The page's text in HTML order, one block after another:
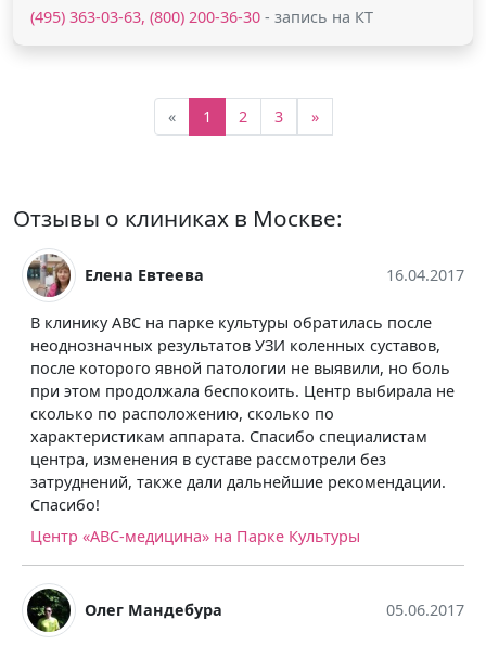
(495) 363-03-63, (800) 200-36-30 - запись на КТ
« 1 2 3 »
Отзывы о клиниках в Москве:
Елена Евтеева 16.04.2017
В клинику АВС на парке культуры обратилась после
неоднозначных результатов УЗИ коленных суставов,
после которого явной патологии не выявили, но боль
при этом продолжала беспокоить. Центр выбирала не
сколько по расположению, сколько по
характеристикам аппарата. Спасибо специалистам
центра, изменения в суставе рассмотрели без
затруднений, также дали дальнейшие рекомендации.
Спасибо!
Центр «АВС-медицина» на Парке Культуры
Олег Мандебура 05.06.2017